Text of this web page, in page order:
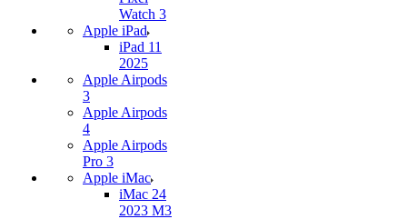
Watch 3
Apple iPad
iPad 11
2025
Apple Airpods
3
Apple Airpods
4
Apple Airpods
Pro 3
Apple iMac
iMac 24
2023 M3